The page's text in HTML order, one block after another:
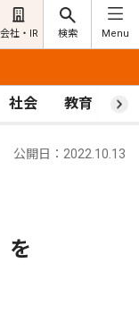
会社・IR 検索 Menu
社会 教育 ス
公開日：2022.10.13
を